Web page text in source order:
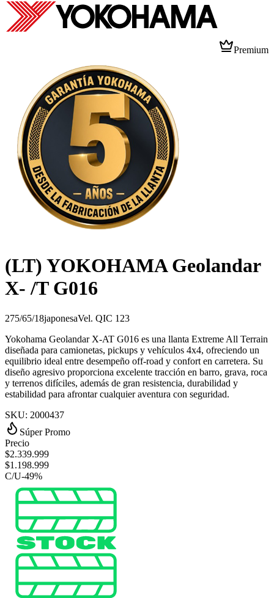
Premium
(LT) YOKOHAMA Geolandar
X- /T G016
275/65/18japonesaVel. QIC 123
Yokohama Geolandar X-AT G016 es una llanta Extreme All Terrain
diseñada para camionetas, pickups y vehículos 4x4, ofreciendo un
equilibrio ideal entre desempeño off-road y confort en carretera. Su
diseño agresivo proporciona excelente tracción en barro, grava, roca
y terrenos difíciles, además de gran resistencia, durabilidad y
estabilidad para afrontar cualquier aventura con seguridad.
SKU: 2000437
Súper Promo
Precio
$2.339.999
$1.198.999
C/U-49%